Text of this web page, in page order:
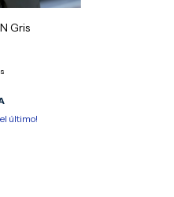
Gris
último!